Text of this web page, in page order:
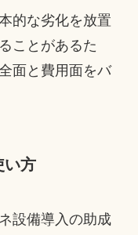
的な劣化を放置
ことがあるた
面と費用面をバ
い方
設備導入の助成